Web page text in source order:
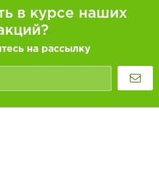
в курсе наших
на рассылку